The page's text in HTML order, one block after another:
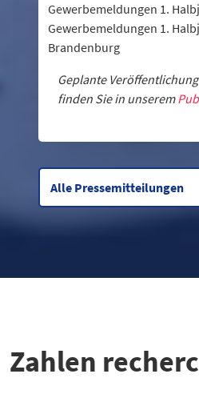
Gewerbemeldungen 1.
Gewerbemeldungen 1.
Brandenburg
Geplante
finden Sie in unserem
Alle Pressemitteilungen
Zahlen